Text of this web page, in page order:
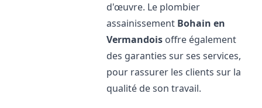
d'œuvre. Le plombier
assainissement Bohain en
Vermandois offre également
des garanties sur ses services,
pour rassurer les clients sur la
qualité de son travail.